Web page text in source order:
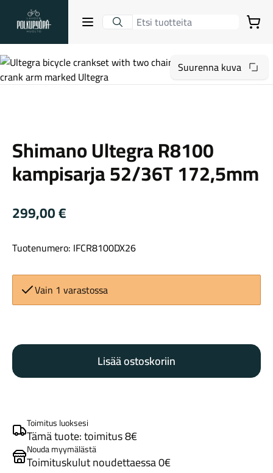
Lahden Polkupyörähuolto - etusivulle
Avaa sulje valikko
Hakutulokset
Gravel-pyörät
Maastosähköpyörät
Ostoskori
Suurenna kuva
Shimano Ultegra R8100
kampisarja 52/36T 172,5mm
299,00€
Tuotenumero: IFCR8100DX26
Vain 1 varastossa
Ultegra
kampisarja
määrä
Lisää ostoskoriin
Toimitus luoksesi
Tämä tuote: toimitus 8€
Nouda myymälästä
Toimituskulut noudettaessa 0€